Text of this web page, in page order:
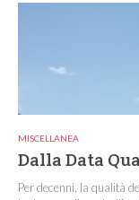
MISCELLANEA
Dalla Data
Per decenni, la qualità